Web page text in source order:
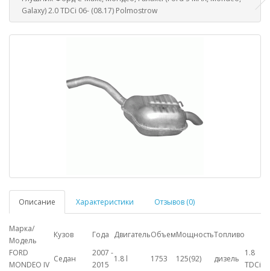
Galaxy) 2.0 TDCi 06- (08.17) Polmostrow
Описание Характеристики Отзывов (0)
Марка/
Модель
Кузов Года ДвигательОбъемМощностьТопливо
FORD
MONDEO IV
Седан
2007 -
2015
1.8 l 1753 125(92) дизель
1.8
TDCi